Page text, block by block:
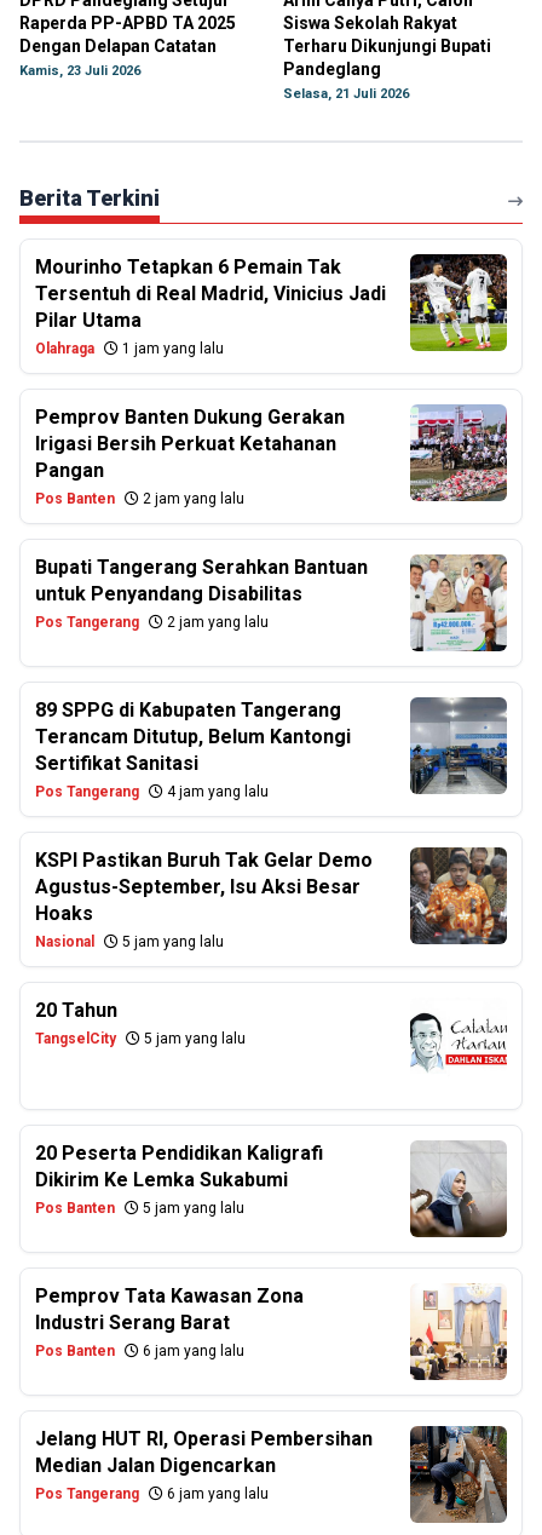
Raperda PP-APBD TA 2025
Dengan Delapan Catatan
Kamis, 23 Juli 2026
Siswa Sekolah Rakyat
Terharu Dikunjungi Bupati
Pandeglang
Selasa, 21 Juli 2026
Berita Terkini
Mourinho Tetapkan 6 Pemain Tak
Tersentuh di Real Madrid, Vinicius Jadi
Pilar Utama
Olahraga 1 jam yang lalu
Pemprov Banten Dukung Gerakan
Irigasi Bersih Perkuat Ketahanan
Pangan
Pos Banten 2 jam yang lalu
Bupati Tangerang Serahkan Bantuan
untuk Penyandang Disabilitas
Pos Tangerang 2 jam yang lalu
89 SPPG di Kabupaten Tangerang
Terancam Ditutup, Belum Kantongi
Sertifikat Sanitasi
Pos Tangerang 4 jam yang lalu
KSPI Pastikan Buruh Tak Gelar Demo
Agustus-September, Isu Aksi Besar
Hoaks
Nasional 5 jam yang lalu
20 Tahun
TangselCity 5 jam yang lalu
20 Peserta Pendidikan Kaligrafi
Dikirim Ke Lemka Sukabumi
Pos Banten 5 jam yang lalu
Pemprov Tata Kawasan Zona
Industri Serang Barat
Pos Banten 6 jam yang lalu
Jelang HUT RI, Operasi Pembersihan
Median Jalan Digencarkan
Pos Tangerang 6 jam yang lalu